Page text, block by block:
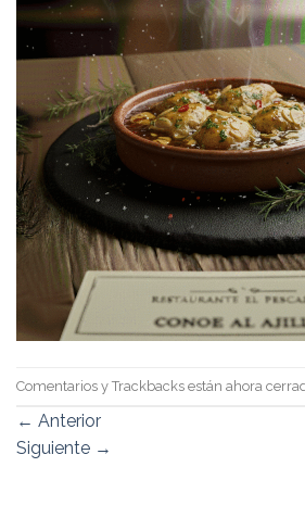
Comentarios y Trackbacks están ahora
← Anterior
Siguiente →